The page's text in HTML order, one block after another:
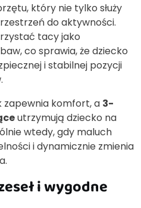
który nie tylko służy
do aktywności.
tacy jako
co sprawia, że dziecko
i stabilnej pozycji
zapewnia komfort, a 3-
utrzymują dziecko na
wtedy, gdy maluch
i dynamicznie zmienia
i wygodne